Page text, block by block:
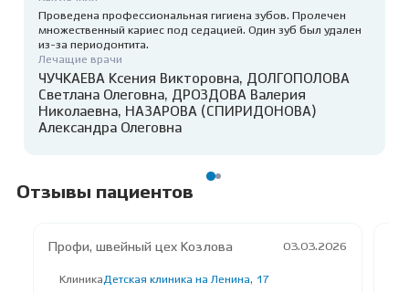
Проведена профессиональная гигиена зубов. Пролечен
множественный кариес под седацией. Один зуб был удален
из-за периодонтита.
Лечащие врачи
ЧУЧКАЕВА Ксения Викторовна, ДОЛГОПОЛОВА
Светлана Олеговна, ДРОЗДОВА Валерия
Николаевна, НАЗАРОВА (СПИРИДОНОВА)
Александра Олеговна
Отзывы пациентов
Профи, швейный цех Козлова 03.03.2026
Клиника Детская клиника на Ленина, 17